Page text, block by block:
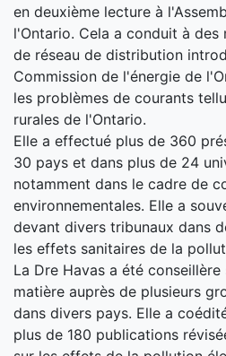
en deuxième lecture à
l'Ontario. Cela a conduit à
de réseau de distribution
Commission de l'énergie de
les problèmes de courants
rurales de l'Ontario.
Elle a effectué plus de 360
30 pays et dans plus de 24
notamment dans le cadre de
environnementales. Elle a
devant divers tribunaux dans
les effets sanitaires de la
La Dre Havas a été
matière auprès de plusieurs
dans divers pays. Elle a
plus de 180 publications